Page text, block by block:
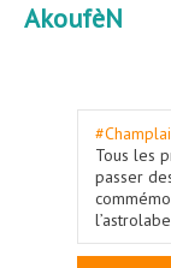
AkoufèN
Tous les
passer